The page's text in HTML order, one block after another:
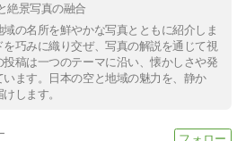
絶景写真の融合
の名所を鮮やかな写真とともに紹介しま
巧みに織り交ぜ、写真の解説を通じて視
稿は一つのテーマに沿い、懐かしさや発
ます。日本の空と地域の魅力を、静か
します。